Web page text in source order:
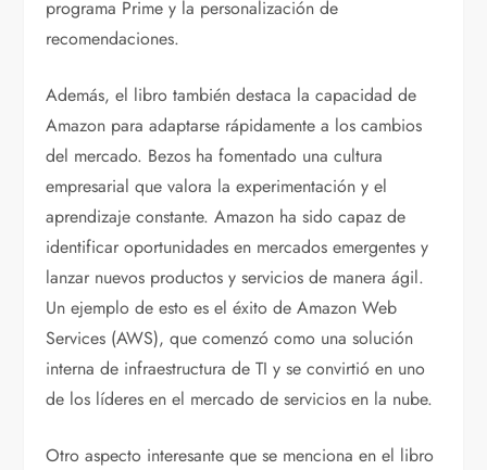
programa Prime y la personalización de
recomendaciones.
Además, el libro también destaca la capacidad de
Amazon para adaptarse rápidamente a los cambios
del mercado. Bezos ha fomentado una cultura
empresarial que valora la experimentación y el
aprendizaje constante. Amazon ha sido capaz de
identificar oportunidades en mercados emergentes y
lanzar nuevos productos y servicios de manera ágil.
Un ejemplo de esto es el éxito de Amazon Web
Services (AWS), que comenzó como una solución
interna de infraestructura de TI y se convirtió en uno
de los líderes en el mercado de servicios en la nube.
Otro aspecto interesante que se menciona en el libro